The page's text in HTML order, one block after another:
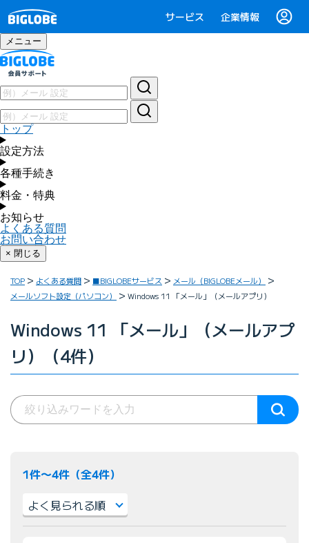
サービス 企業情報
メニュー
トップ
設定方法
各種手続き
料金・特典
お知らせ
よくある質問
お問い合わせ
× 閉じる
TOP よくある質問 ■BIGLOBEサービス
メール（BIGLOBEメール）
メールソフト設定（パソコン）
Windows 11 「メール」（メールアプリ）
Windows 11 「メール」（メールアプ
リ）（4件）
1件〜4件（全4件）